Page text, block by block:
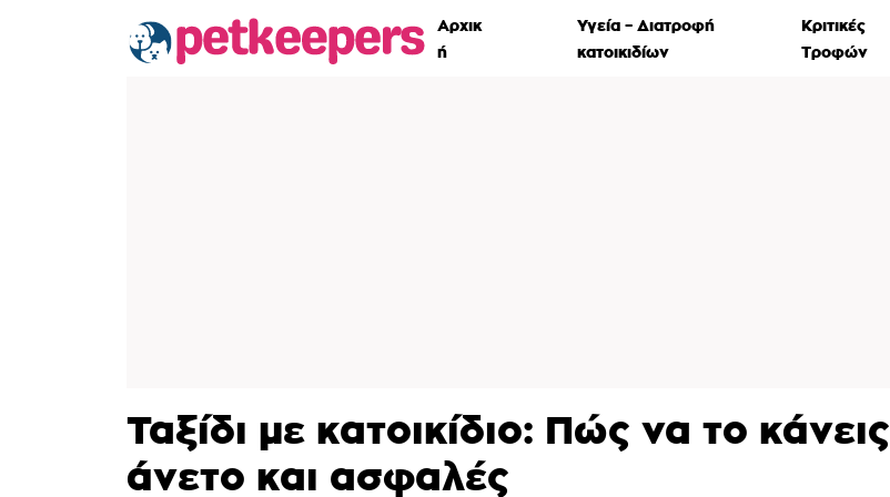
Αρχικ
ή
Υγεία – Διατροφή
κατοικιδίων
Κριτικές
Τροφών
Ταξίδι με κατοικίδιο: Πώς να το κάνεις
άνετο και ασφαλές